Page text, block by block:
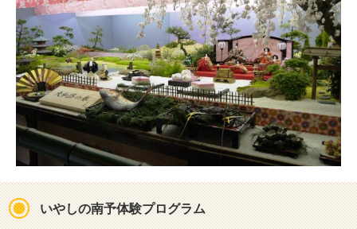
いやしの南予体験プログラム